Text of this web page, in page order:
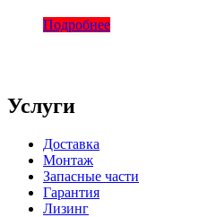
Подробнее
Услуги
Доставка
Монтаж
Запасные части
Гарантия
Лизинг